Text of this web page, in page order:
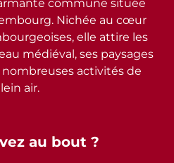
au bout ?
commune située
Nichée au cœur
elle attire les
médiéval, ses paysages
activités de
air.